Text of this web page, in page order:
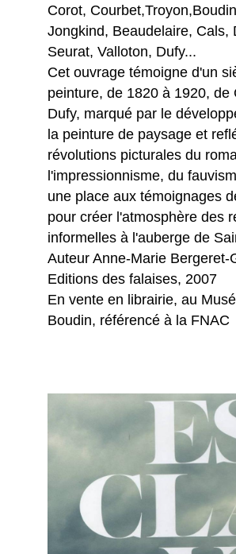
Corot,
Jongkind, Beaudelaire, Cals,
Seurat, Valloton, Dufy...
Cet ouvrage témoigne d'un
peinture, de 1820 à 1920, de
Dufy, marqué par le
la peinture de paysage et
révolutions picturales du
l'impressionnisme, du
une place aux témoignages
pour créer l'atmosphère des
informelles à l'auberge de
Auteur Anne-Marie Bergeret-
Editions des falaises, 2007
En vente en librairie, au
Boudin, référencé à la FNAC